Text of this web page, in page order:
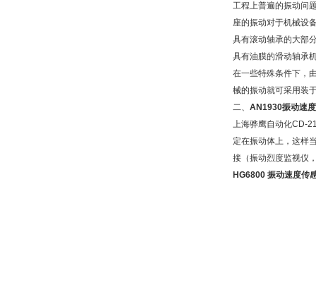
工程上普遍的振动问
座的振动对于机械设
具有滚动轴承的大部
具有油膜的滑动轴承
在一些特殊条件下，
械的振动就可采用装
二、 AN1930振动速
上海骅鹰自动化CD-
定在振动体上，这样
接（振动烈度监视仪
HG6800 振动速度传